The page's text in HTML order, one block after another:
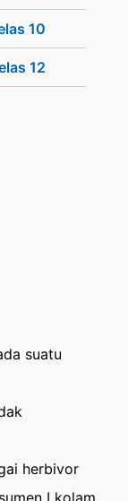
10
12
suatu
herbivor
I kolam